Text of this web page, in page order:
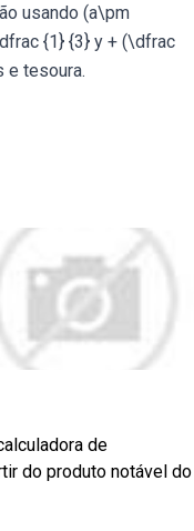
usando (a\pm
{1} {3} y + (\dfrac
e tesoura.
de
do produto notável do